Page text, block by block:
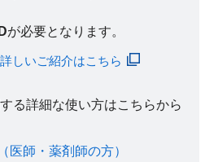
が必要となります。
しいご紹介はこちら
る詳細な使い方はこちらから
医師・薬剤師の方）​